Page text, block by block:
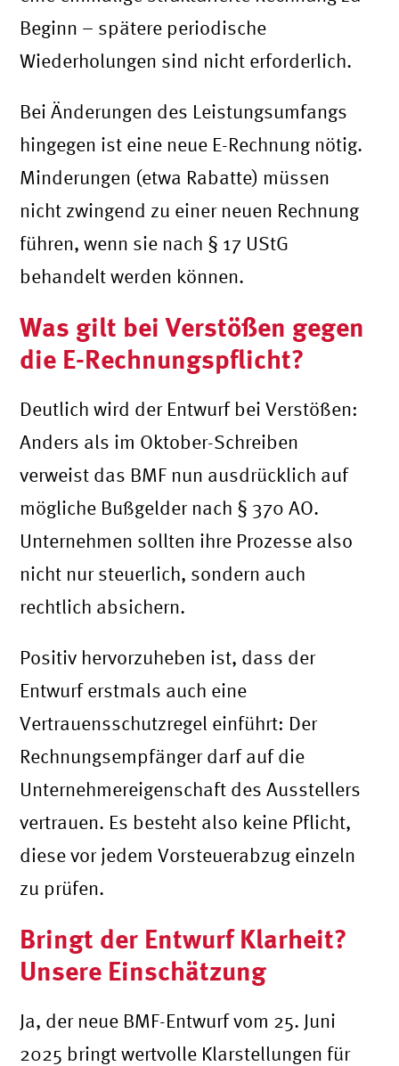
Beginn – spätere periodische
Wiederholungen sind nicht erforderlich.
Bei Änderungen des Leistungsumfangs
hingegen ist eine neue E-Rechnung nötig.
Minderungen (etwa Rabatte) müssen
nicht zwingend zu einer neuen Rechnung
führen, wenn sie nach § 17 UStG
behandelt werden können.
Was gilt bei Verstößen gegen
die E-Rechnungspflicht?
Deutlich wird der Entwurf bei Verstößen:
Anders als im Oktober-Schreiben
verweist das BMF nun ausdrücklich auf
mögliche Bußgelder nach § 370 AO.
Unternehmen sollten ihre Prozesse also
nicht nur steuerlich, sondern auch
rechtlich absichern.
Positiv hervorzuheben ist, dass der
Entwurf erstmals auch eine
Vertrauensschutzregel einführt: Der
Rechnungsempfänger darf auf die
Unternehmereigenschaft des Ausstellers
vertrauen. Es besteht also keine Pflicht,
diese vor jedem Vorsteuerabzug einzeln
zu prüfen.
Bringt der Entwurf Klarheit?
Unsere Einschätzung
Ja, der neue BMF-Entwurf vom 25. Juni
2025 bringt wertvolle Klarstellungen für